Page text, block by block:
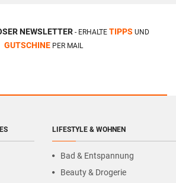
NEWSLETTER- ERHALTE TIPPS UND
GUTSCHINEPER MAIL
LIFESTYLE & WOHNEN
Bad & Entspannung
Beauty & Drogerie